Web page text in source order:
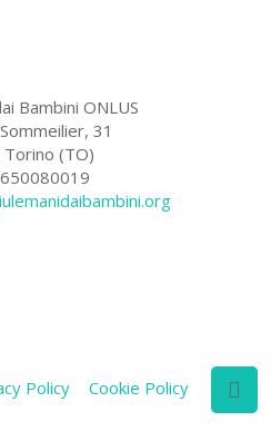
Bambini ONLUS
31
(TO)
Policy Cookie Policy